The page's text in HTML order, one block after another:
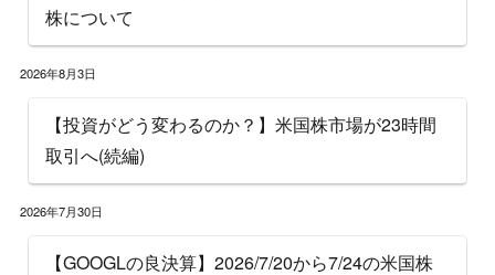
株について
2026年8月3日
【投資がどう変わるのか？】米国株市場が23時間
取引へ(続編)
2026年7月30日
【GOOGLの良決算】2026/7/20から7/24の米国株